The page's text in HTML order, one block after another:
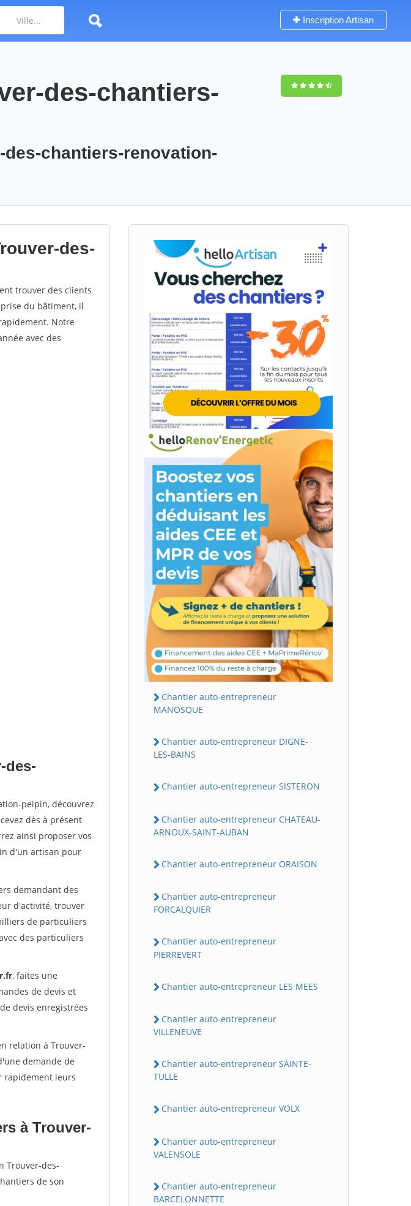
Inscription Artisan
des-chantiers-
chantiers-renovation-
des-
trouver des clients
du bâtiment, il
Notre
avec des
des-
peipin, découvrez
dès à présent
ainsi proposer vos
d'un artisan pour
demandant des
d'activité, trouver
de particuliers
des particuliers
, faites une
de devis et
devis enregistrées
relation à Trouver-
demande de
rapidement leurs
à Trouver-
Trouver-des-
de son
Chantier auto-entrepreneur
MANOSQUE
Chantier auto-entrepreneur DIGNE-
LES-BAINS
Chantier auto-entrepreneur SISTERON
Chantier auto-entrepreneur CHATEAU-
ARNOUX-SAINT-AUBAN
Chantier auto-entrepreneur ORAISON
Chantier auto-entrepreneur
FORCALQUIER
Chantier auto-entrepreneur
PIERREVERT
Chantier auto-entrepreneur LES MEES
Chantier auto-entrepreneur
VILLENEUVE
Chantier auto-entrepreneur SAINTE-
TULLE
Chantier auto-entrepreneur VOLX
Chantier auto-entrepreneur
VALENSOLE
Chantier auto-entrepreneur
BARCELONNETTE